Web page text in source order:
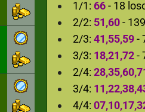
1/1: 66- 18
2/2: 51,60-
2/3: 41,55,59-
3/3: 18,21,72-
2/4:
3/4:
4/4: